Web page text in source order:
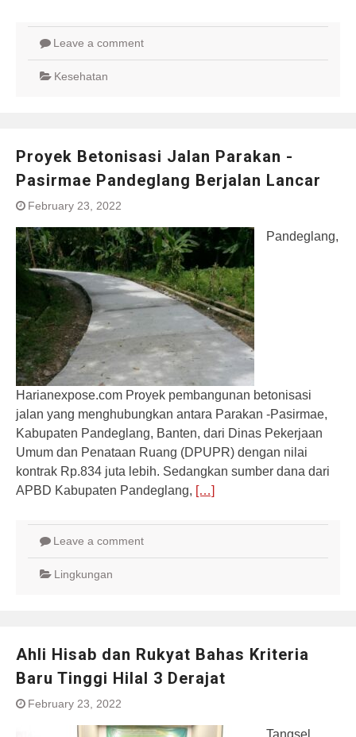
Leave a comment
Kesehatan
Proyek Betonisasi Jalan Parakan -
Pasirmae Pandeglang Berjalan Lancar
February 23, 2022
Pandeglang,
Harianexpose.com Proyek pembangunan betonisasi
jalan yang menghubungkan antara Parakan -Pasirmae,
Kabupaten Pandeglang, Banten, dari Dinas Pekerjaan
Umum dan Penataan Ruang (DPUPR) dengan nilai
kontrak Rp.834 juta lebih. Sedangkan sumber dana dari
APBD Kabupaten Pandeglang, […]
Leave a comment
Lingkungan
Ahli Hisab dan Rukyat Bahas Kriteria
Baru Tinggi Hilal 3 Derajat
February 23, 2022
Tangsel,